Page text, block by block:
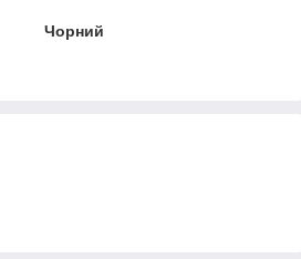
Чорний